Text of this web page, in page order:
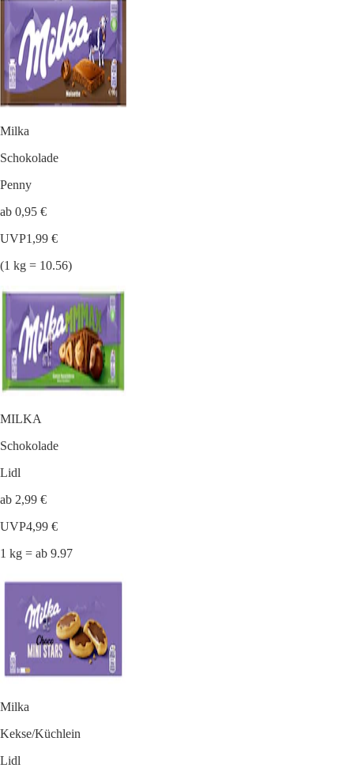
Milka
Schokolade
Penny
ab 0,95 €
UVP1,99 €
(1 kg = 10.56)
MILKA
Schokolade
Lidl
ab 2,99 €
UVP4,99 €
1 kg = ab 9.97
Milka
Kekse/Küchlein
Lidl